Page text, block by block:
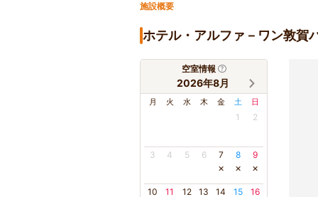
施設概要
ホテル・アルファ－ワン敦賀
空室情報
2026年8月
月 火 水 木 金 土 日
1 2
3 4 5 6 7
×
8
×
9
×
10 11 12 13 14 15 16